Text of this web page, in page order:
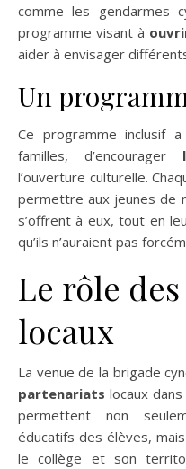
comme les gendarmes
programme visant à
aider à envisager
Un
Ce programme inclusif
familles, d’encourager
l’ouverture culturelle.
permettre aux jeunes de
s’offrent à eux, tout en
qu’ils n’auraient pas
Le rôle
locaux
La venue de la brigade
partenariats locaux
permettent non
éducatifs des élèves,
le collège et son